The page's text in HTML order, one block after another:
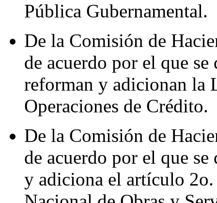
Pública Gubernamental.
De la Comisión de
de acuerdo por el que
reforman y adicionan la
Operaciones de Crédito.
De la Comisión de
de acuerdo por el que
y adiciona el artículo